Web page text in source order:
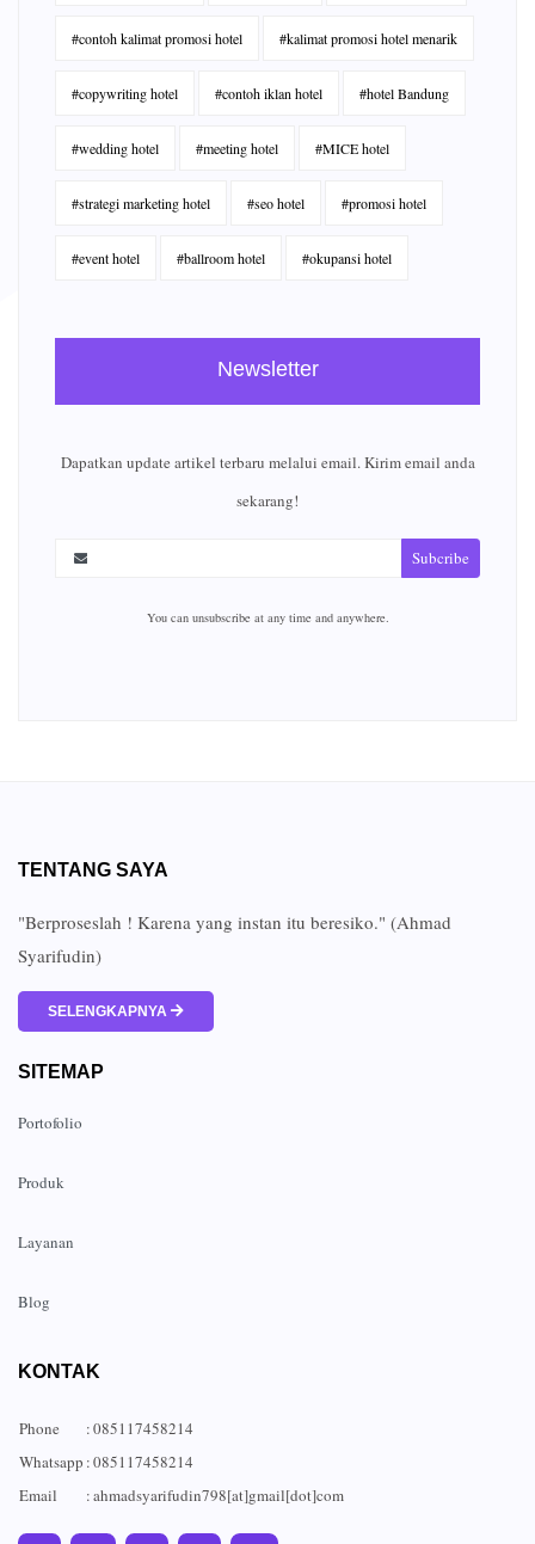
#contoh kalimat promosi hotel #kalimat promosi hotel menarik
#copywriting hotel #contoh iklan hotel #hotel Bandung
#wedding hotel #meeting hotel #MICE hotel
#strategi marketing hotel #seo hotel #promosi hotel
#event hotel #ballroom hotel #okupansi hotel
Newsletter
Dapatkan update artikel terbaru melalui email. Kirim email anda
sekarang!
Subcribe
You can unsubscribe at any time and anywhere.
TENTANG SAYA
"Berproseslah ! Karena yang instan itu beresiko." (Ahmad
Syarifudin)
SELENGKAPNYA
SITEMAP
Portofolio
Produk
Layanan
Blog
KONTAK
Phone :085117458214
Whatsapp :085117458214
Email
:ahmadsyarifudin798[at]gmail[dot]com